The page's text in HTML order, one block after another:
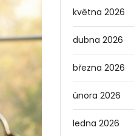
května 2026
dubna 2026
března 2026
února 2026
ledna 2026